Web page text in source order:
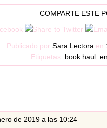
COMPARTE ESTE
Publicado por Sara Lectora en
Etiquetas: book haul
de 2019 a las 10:24